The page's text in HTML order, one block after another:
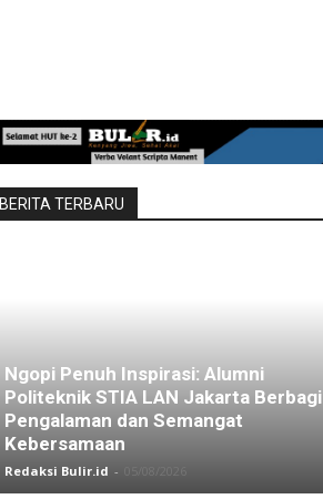
BERITA TERBARU
Ngopi Penuh Inspirasi: Alumni
Politeknik STIA LAN Jakarta Berbagi
Pengalaman dan Semangat
Kebersamaan
Redaksi Bulir.id -